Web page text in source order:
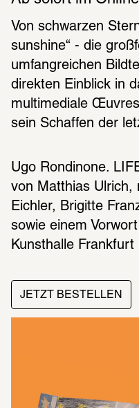
Von schwarzen
sunshine“ - die
umfangreichen
direkten Einblick in
multimediale
sein Schaffen der
Ugo Rondinone.
von Matthias Ulrich,
Eichler, Brigitte
sowie einem
Kunsthalle Frankfurt
JETZT BESTELLEN